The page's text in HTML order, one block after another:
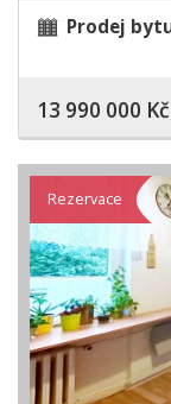
Prodej
13 990 000 Kč
Rezervace